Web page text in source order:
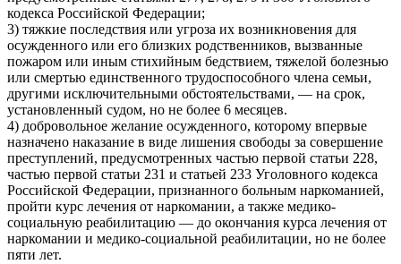
кодекса Российской Федерации;
3) тяжкие последствия или угроза их возникновения для
осужденного или его близких родственников, вызванные
пожаром или иным стихийным бедствием, тяжелой болезнью
или смертью единственного трудоспособного члена семьи,
другими исключительными обстоятельствами, — на срок,
установленный судом, но не более 6 месяцев.
4) добровольное желание осужденного, которому впервые
назначено наказание в виде лишения свободы за совершение
преступлений, предусмотренных частью первой статьи 228,
частью первой статьи 231 и статьей 233 Уголовного кодекса
Российской Федерации, признанного больным наркоманией,
пройти курс лечения от наркомании, а также медико-
социальную реабилитацию — до окончания курса лечения от
наркомании и медико-социальной реабилитации, но не более
пяти лет.